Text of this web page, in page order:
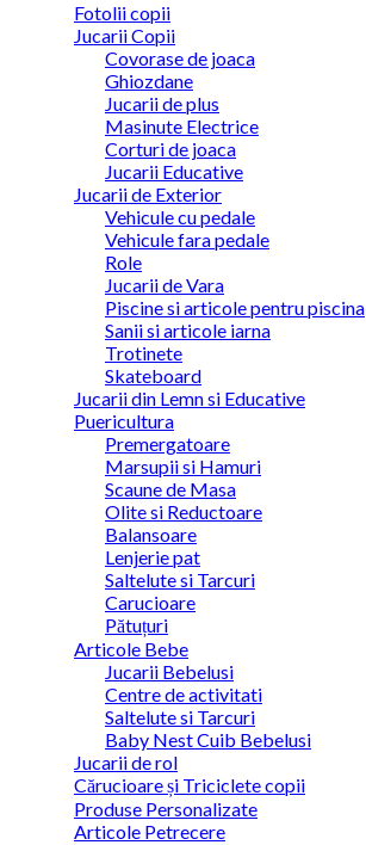
Fotolii copii
Jucarii Copii
Covorase de joaca
Ghiozdane
Jucarii de plus
Masinute Electrice
Corturi de joaca
Jucarii Educative
Jucarii de Exterior
Vehicule cu pedale
Vehicule fara pedale
Role
Jucarii de Vara
Piscine si articole pentru piscina
Sanii si articole iarna
Trotinete
Skateboard
Jucarii din Lemn si Educative
Puericultura
Premergatoare
Marsupii si Hamuri
Scaune de Masa
Olite si Reductoare
Balansoare
Lenjerie pat
Saltelute si Tarcuri
Carucioare
Pătuțuri
Articole Bebe
Jucarii Bebelusi
Centre de activitati
Saltelute si Tarcuri
Baby Nest Cuib Bebelusi
Jucarii de rol
Cărucioare și Triciclete copii
Produse Personalizate
Articole Petrecere